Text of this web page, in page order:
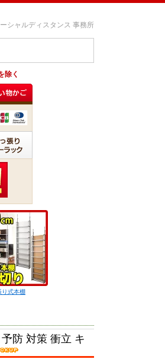
シャルディスタンス 事務所
除く
り式本棚
防 対策 衝立 キ